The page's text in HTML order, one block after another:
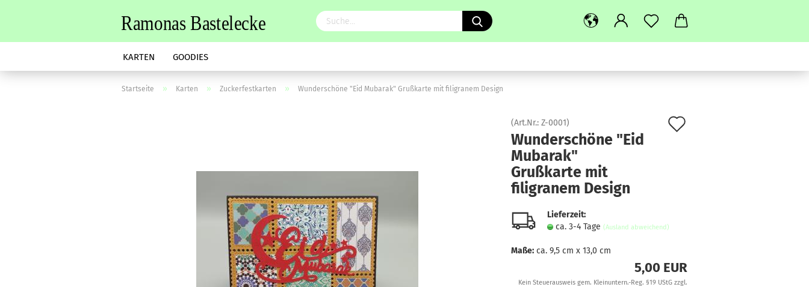
KARTEN GOODIES
Startseite » Karten » Zuckerfestkarten » Wunderschöne "Eid Mubarak" Grußkarte mit filigranem Design
(Art.Nr.: Z-0001)
Wunderschöne "Eid
Mubarak"
Grußkarte mit
filigranem Design
Lieferzeit:
ca. 3-4 Tage (Ausland abweichend)
Maße: ca. 9,5 cm x 13,0 cm
5,00 EUR
Kein Steuerausweis gem. Kleinuntern.-Reg. §19 UStG zzgl.